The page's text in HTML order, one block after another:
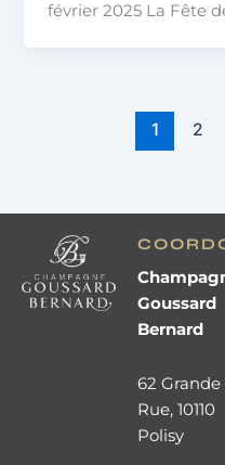
février 2025 La Fête
1 2
Goussard
Bernard
62 Grande
Rue, 10110
Polisy